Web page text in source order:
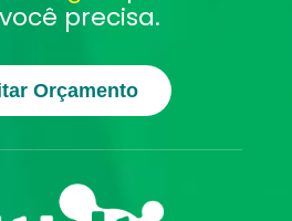
precisa.
Orçamento